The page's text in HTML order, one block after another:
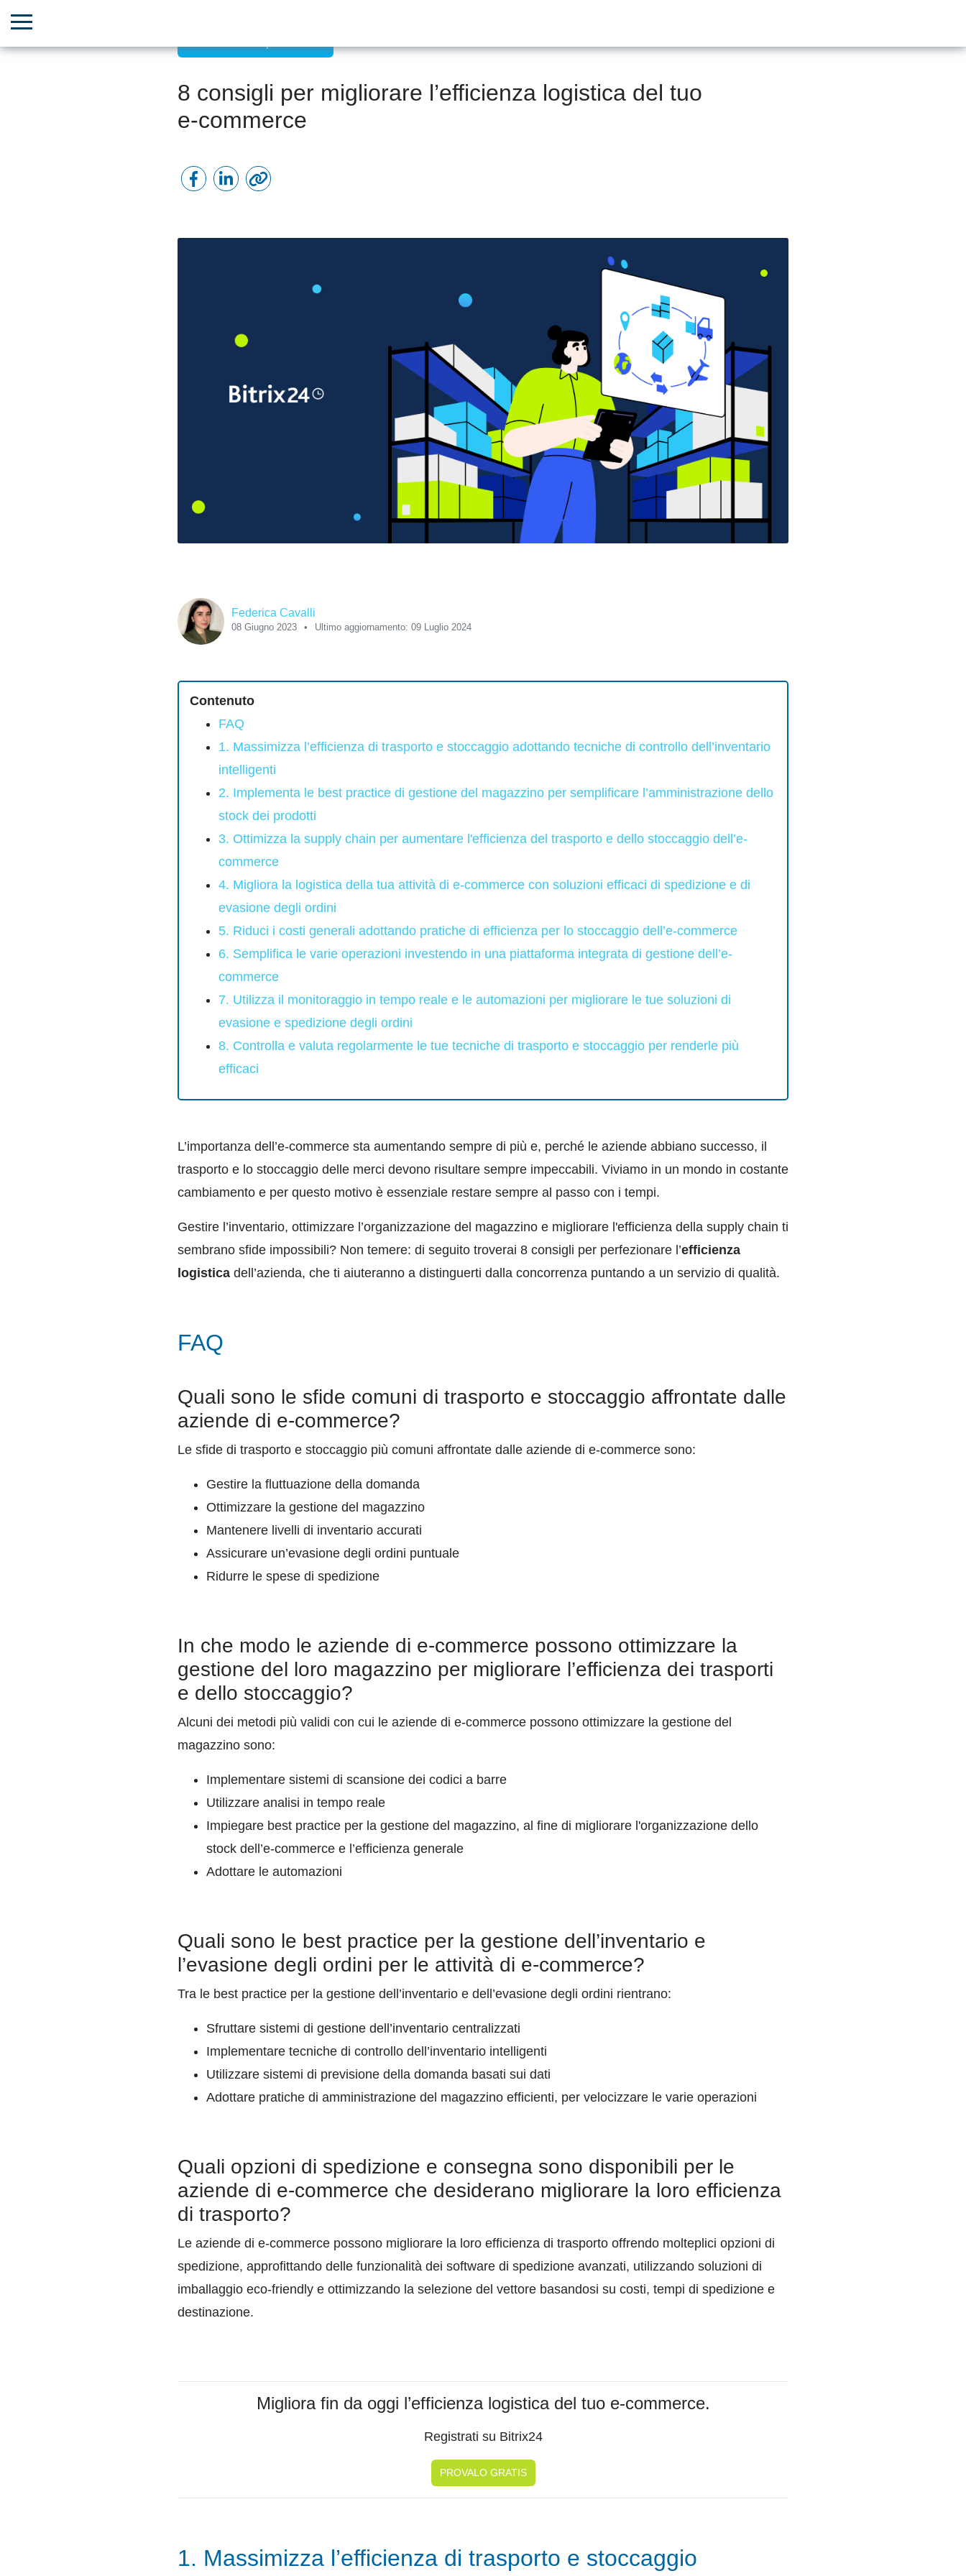
8 consigli per migliorare l’efficienza logistica del tuo
e-commerce
Federica Cavalli
08 Giugno 2023 Ultimo aggiornamento: 09 Luglio 2024
Contenuto
FAQ
1. Massimizza l’efficienza di trasporto e stoccaggio adottando tecniche di controllo dell’inventario
intelligenti
2. Implementa le best practice di gestione del magazzino per semplificare l’amministrazione dello
stock dei prodotti
3. Ottimizza la supply chain per aumentare l'efficienza del trasporto e dello stoccaggio dell’e-
commerce
4. Migliora la logistica della tua attività di e-commerce con soluzioni efficaci di spedizione e di
evasione degli ordini
5. Riduci i costi generali adottando pratiche di efficienza per lo stoccaggio dell’e-commerce
6. Semplifica le varie operazioni investendo in una piattaforma integrata di gestione dell’e-
commerce
7. Utilizza il monitoraggio in tempo reale e le automazioni per migliorare le tue soluzioni di
evasione e spedizione degli ordini
8. Controlla e valuta regolarmente le tue tecniche di trasporto e stoccaggio per renderle più
efficaci
L’importanza dell’e-commerce sta aumentando sempre di più e, perché le aziende abbiano successo, il
trasporto e lo stoccaggio delle merci devono risultare sempre impeccabili. Viviamo in un mondo in costante
cambiamento e per questo motivo è essenziale restare sempre al passo con i tempi.
Gestire l’inventario, ottimizzare l’organizzazione del magazzino e migliorare l'efficienza della supply chain ti
sembrano sfide impossibili? Non temere: di seguito troverai 8 consigli per perfezionare l’efficienza
logistica dell’azienda, che ti aiuteranno a distinguerti dalla concorrenza puntando a un servizio di qualità.
FAQ
Quali sono le sfide comuni di trasporto e stoccaggio affrontate dalle
aziende di e-commerce?
Le sfide di trasporto e stoccaggio più comuni affrontate dalle aziende di e-commerce sono:
Gestire la fluttuazione della domanda
Ottimizzare la gestione del magazzino
Mantenere livelli di inventario accurati
Assicurare un’evasione degli ordini puntuale
Ridurre le spese di spedizione
In che modo le aziende di e-commerce possono ottimizzare la
gestione del loro magazzino per migliorare l’efficienza dei trasporti
e dello stoccaggio?
Alcuni dei metodi più validi con cui le aziende di e-commerce possono ottimizzare la gestione del
magazzino sono:
Implementare sistemi di scansione dei codici a barre
Utilizzare analisi in tempo reale
Impiegare best practice per la gestione del magazzino, al fine di migliorare l'organizzazione dello
stock dell’e-commerce e l’efficienza generale
Adottare le automazioni
Quali sono le best practice per la gestione dell’inventario e
l’evasione degli ordini per le attività di e-commerce?
Tra le best practice per la gestione dell’inventario e dell’evasione degli ordini rientrano:
Sfruttare sistemi di gestione dell’inventario centralizzati
Implementare tecniche di controllo dell’inventario intelligenti
Utilizzare sistemi di previsione della domanda basati sui dati
Adottare pratiche di amministrazione del magazzino efficienti, per velocizzare le varie operazioni
Quali opzioni di spedizione e consegna sono disponibili per le
aziende di e-commerce che desiderano migliorare la loro efficienza
di trasporto?
Le aziende di e-commerce possono migliorare la loro efficienza di trasporto offrendo molteplici opzioni di
spedizione, approfittando delle funzionalità dei software di spedizione avanzati, utilizzando soluzioni di
imballaggio eco-friendly e ottimizzando la selezione del vettore basandosi su costi, tempi di spedizione e
destinazione.
Migliora fin da oggi l’efficienza logistica del tuo e-commerce.
Registrati su Bitrix24
PROVALO GRATIS
1. Massimizza l’efficienza di trasporto e stoccaggio